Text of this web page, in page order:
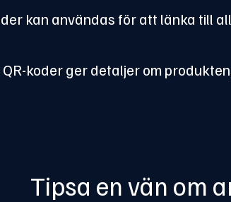
kan användas för att länka till
koder ger detaljer om
Tipsa en vän om